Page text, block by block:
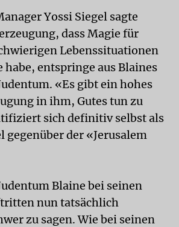
Yossi Siegel sagte
dass Magie für
Lebenssituationen
entspringe aus Blaines
«Es gibt ein hohes
in ihm, Gutes tun zu
sich definitiv selbst als
gegenüber der «Jerusalem
Blaine bei seinen
nun tatsächlich
zu sagen. Wie bei seinen